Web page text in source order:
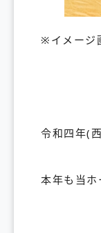
※イメージ
令和四年(
本年も当ホ